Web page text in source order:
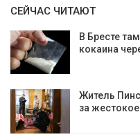
СЕЙЧАС ЧИТАЮТ
В Бресте
кокаина
Житель
за